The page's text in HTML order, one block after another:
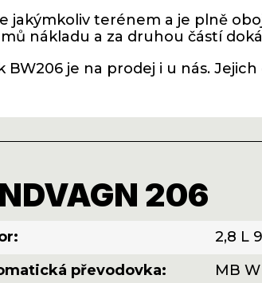
jakýmkoliv terénem a je plně
nákladu a za druhou částí
BW206 je na prodej i u nás.
206
2,8 L
převodovka:
MB